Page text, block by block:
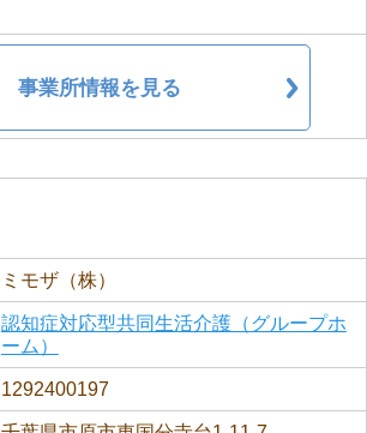
事業所情報を見る
ミモザ（株）
認知症対応型共同生活介護（グループホ
ーム）
1292400197